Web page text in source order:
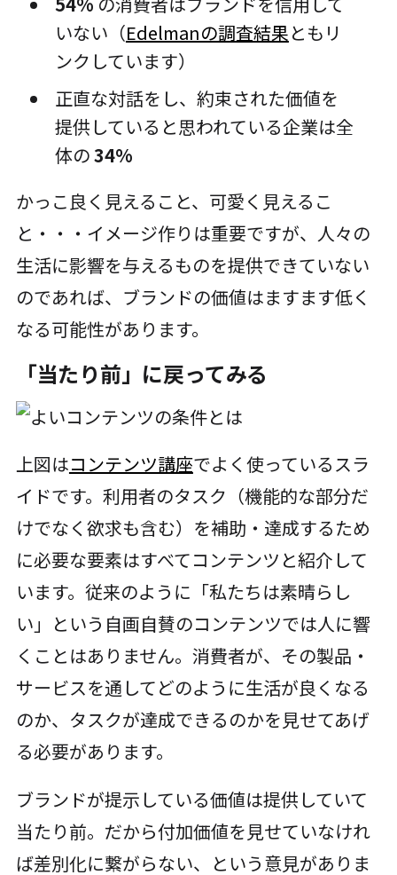
いない（Edelmanの調査結果ともリ
ンクしています）
正直な対話をし、約束された価値を
提供していると思われている企業は全
体の34%
かっこ良く見えること、可愛く見えるこ
と・・・イメージ作りは重要ですが、人々の
生活に影響を与えるものを提供できていない
のであれば、ブランドの価値はますます低く
なる可能性があります。
「当たり前」に戻ってみる
上図はコンテンツ講座でよく使っているスラ
イドです。利用者のタスク（機能的な部分だ
けでなく欲求も含む）を補助・達成するため
に必要な要素はすべてコンテンツと紹介して
います。従来のように「私たちは素晴らし
い」という自画自賛のコンテンツでは人に響
くことはありません。消費者が、その製品・
サービスを通してどのように生活が良くなる
のか、タスクが達成できるのかを見せてあげ
る必要があります。
ブランドが提示している価値は提供していて
当たり前。だから付加価値を見せていなけれ
ば差別化に繋がらない、という意見がありま